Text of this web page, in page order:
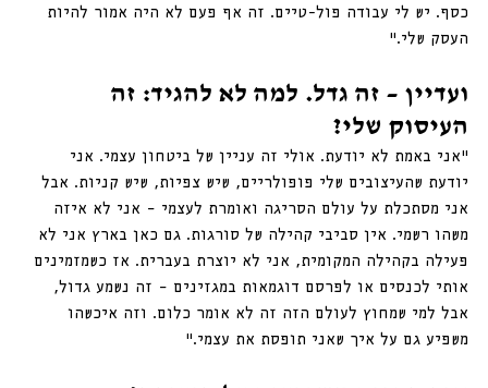
כסף. יש לי עבודה פול-טיים. זה אף פעם לא היה אמור להיות
העסק שלי.”
ועדיין – זה גדל. למה לא להגיד: זה
העיסוק שלי?
“אני באמת לא יודעת. אולי זה עניין של ביטחון עצמי. אני
יודעת שהעיצובים שלי פופולריים, שיש צפיות, שיש קניות. אבל
אני מסתכלת על עולם הסריגה ואומרת לעצמי – אני לא איזה
משהו רשמי. אין סביבי קהילה של סורגות. גם כאן בארץ אני לא
פעילה בקהילה המקומית, אני לא יוצרת בעברית. אז כשמזמינים
אותי לכנסים או לפרסם דוגמאות במגזינים – זה נשמע גדול,
אבל למי שמחוץ לעולם הזה זה לא אומר כלום. וזה איכשהו
משפיע גם על איך שאני תופסת את עצמי.”